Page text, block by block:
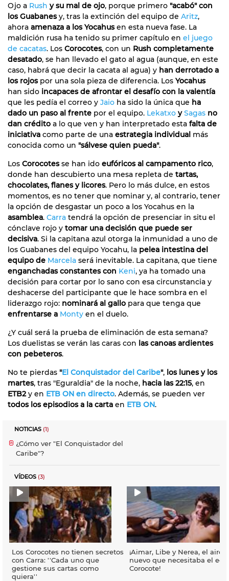
Ojo a Rush y su mal de ojo, porque primero "acabó" con
los Guabanesy, tras la extinción del equipo de Aritz,
ahora amenaza a los Yocahusen esta nueva fase. La
maldición rusa ha tenido su primer capítulo en el juego
de cacatas. Los Corocotes, con un Rush completamente
desatado, se han llevado el gato al agua (aunque, en este
caso, habrá que decir la cacata al agua) y han derrotado a
los rojospor una sola pieza de diferencia. Los Yocahus
han sido incapaces de afrontar el desafío con la valentía
que les pedía el correo y Jaio ha sido la única que ha
dado un paso al frente por el equipo. Lekatxo ySagas no
dan crédito a lo que ven y han interpretado esta falta de
iniciativa como parte de una estrategia individual más
conocida como un "sálvese quien pueda".
Los Corocotesse han ido eufóricos al campamento rico,
donde han descubierto una mesa repleta de tartas,
chocolates, flanes y licores. Pero lo más dulce, en estos
momentos, es no tener que nominar y, al contrario, tener
la opción de desgastar un poco a los Yocahus en la
asamblea. Carra tendrá la opción de presenciar in situ el
cónclave rojo y tomar una decisión que puede ser
decisiva. Si la capitana azul otorga la inmunidad a uno de
los Guabanes del equipo Yocahu, la pelea intestina del
equipo de Marcela será inevitable. La capitana, que tiene
enganchadas constantes con Keni, ya ha tomado una
decisión para cortar por lo sano con esa circunstancia y
deshacerse del participante que le hace sombra en el
liderazgo rojo: nominará al gallo para que tenga que
enfrentarse a Monty en el duelo.
¿Y cuál será la prueba de eliminación de esta semana?
Los duelistas se verán las caras con las canoas ardientes
con pebeteros.
No te pierdas "El Conquistador del Caribe", los lunes y los
martes, tras "Eguraldia" de la noche, hacia las 22:15, en
ETB2y en ETB ON en directo. Además, se pueden ver
todos los episodios a la carta en ETB ON.
NOTICIAS (1)
¿Cómo ver "El Conquistador del
Caribe"?
VÍDEOS (3)
Los Corocotes no tienen secretos
con Carra: ''Cada uno que
gestione sus cartas como
quiera''
¡Aimar, Libe y Nerea, el aire
nuevo que necesitaba el
Corocote!